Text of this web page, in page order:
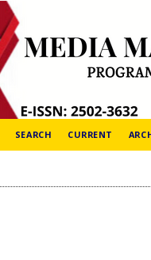
SEARCH CURRENT